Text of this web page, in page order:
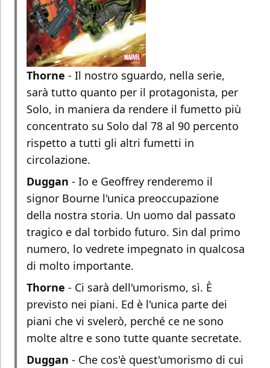
Thorne - Il nostro sguardo, nella serie,
sarà tutto quanto per il protagonista, per
Solo, in maniera da rendere il fumetto più
concentrato su Solo dal 78 al 90 percento
rispetto a tutti gli altri fumetti in
circolazione.
Duggan - Io e Geoffrey renderemo il
signor Bourne l'unica preoccupazione
della nostra storia. Un uomo dal passato
tragico e dal torbido futuro. Sin dal primo
numero, lo vedrete impegnato in qualcosa
di molto importante.
Thorne - Ci sarà dell'umorismo, sì. È
previsto nei piani. Ed è l'unica parte dei
piani che vi svelerò, perché ce ne sono
molte altre e sono tutte quante secretate.
Duggan - Che cos'è quest'umorismo di cui